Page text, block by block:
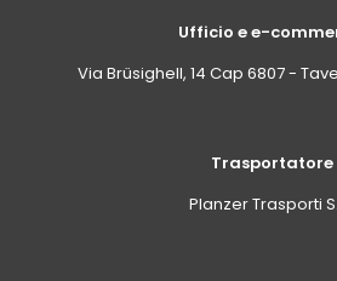
Ufficio e e-
Via Brüsighell, 14 Cap 6807 -
Trasportatore
Planzer Trasporti